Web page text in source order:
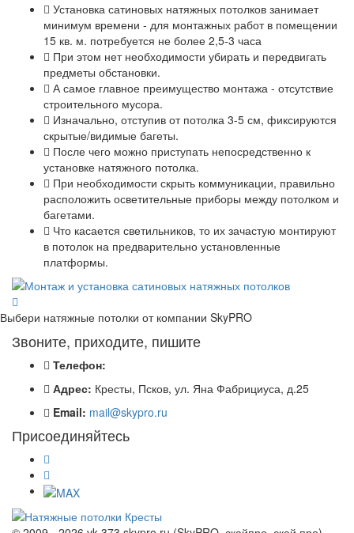
Установка сатиновых натяжных потолков занимает
минимум времени - для монтажных работ в помещении
15 кв. м. потребуется не более 2,5-3 часа
При этом нет необходимости убирать и передвигать
предметы обстановки.
А самое главное преимущество монтажа - отсутствие
строительного мусора.
Изначально, отступив от потолка 3-5 см, фиксируются
скрытые/видимые багеты.
После чего можно приступать непосредственно к
установке натяжного потолка.
При необходимости скрыть коммуникации, правильно
расположить осветительные приборы между потолком и
багетами.
Что касается светильников, то их зачастую монтируют
в потолок на предварительно установленные
платформы.
Выбери натяжные потолки от компании SkyPRO
Звоните, приходите, пишите
Телефон:
Адрес: Кресты, Псков, ул. Яна Фабрициуса, д.25
Email: mail@skypro.ru
Присоединяйтесь